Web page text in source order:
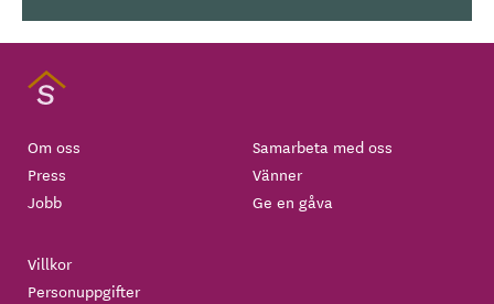
Om oss
Press
Jobb
Samarbeta med oss
Vänner
Ge en gåva
Villkor
Personuppgifter